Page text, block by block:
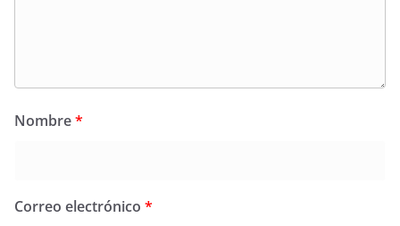
Nombre*
Correo electrónico *